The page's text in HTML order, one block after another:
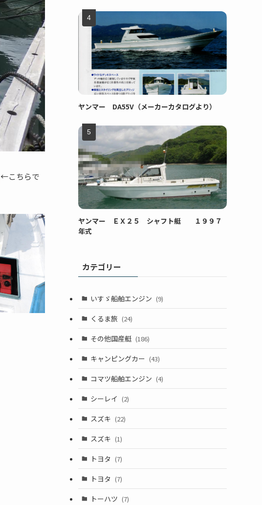
←こちらで
ヤンマー DA55V（メーカーカタログより）
ヤンマー ＥＸ２５ シャフト艇 １９９７
年式
カテゴリー
いすゞ船舶エンジン (9)
くるま旅 (24)
その他国産艇 (186)
キャンピングカー (43)
コマツ船舶エンジン (4)
シーレイ (2)
スズキ (22)
スズキ (1)
トヨタ (7)
トヨタ (7)
トーハツ (7)